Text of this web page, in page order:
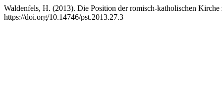
Waldenfels, H. (2013). Die Position der romisch-katholischen
https://doi.org/10.14746/pst.2013.27.3